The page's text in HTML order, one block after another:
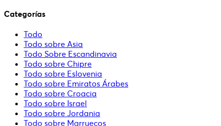
Categorías
Todo
Todo sobre Asia
Todo Sobre Escandinavia
Todo sobre Chipre
Todo sobre Eslovenia
Todo sobre Emiratos Árabes
Todo sobre Croacia
Todo sobre Israel
Todo sobre Jordania
Todo sobre Marruecos